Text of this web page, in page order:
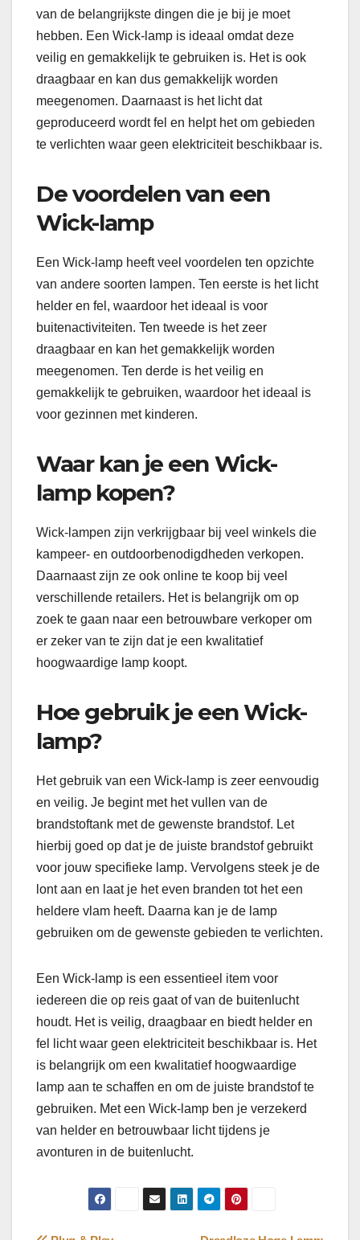
van de belangrijkste dingen die je bij je moet
hebben. Een Wick-lamp is ideaal omdat deze
veilig en gemakkelijk te gebruiken is. Het is ook
draagbaar en kan dus gemakkelijk worden
meegenomen. Daarnaast is het licht dat
geproduceerd wordt fel en helpt het om gebieden
te verlichten waar geen elektriciteit beschikbaar is.
De voordelen van een
Wick-lamp
Een Wick-lamp heeft veel voordelen ten opzichte
van andere soorten lampen. Ten eerste is het licht
helder en fel, waardoor het ideaal is voor
buitenactiviteiten. Ten tweede is het zeer
draagbaar en kan het gemakkelijk worden
meegenomen. Ten derde is het veilig en
gemakkelijk te gebruiken, waardoor het ideaal is
voor gezinnen met kinderen.
Waar kan je een Wick-
lamp kopen?
Wick-lampen zijn verkrijgbaar bij veel winkels die
kampeer- en outdoorbenodigdheden verkopen.
Daarnaast zijn ze ook online te koop bij veel
verschillende retailers. Het is belangrijk om op
zoek te gaan naar een betrouwbare verkoper om
er zeker van te zijn dat je een kwalitatief
hoogwaardige lamp koopt.
Hoe gebruik je een Wick-
lamp?
Het gebruik van een Wick-lamp is zeer eenvoudig
en veilig. Je begint met het vullen van de
brandstoftank met de gewenste brandstof. Let
hierbij goed op dat je de juiste brandstof gebruikt
voor jouw specifieke lamp. Vervolgens steek je de
lont aan en laat je het even branden tot het een
heldere vlam heeft. Daarna kan je de lamp
gebruiken om de gewenste gebieden te verlichten.
Een Wick-lamp is een essentieel item voor
iedereen die op reis gaat of van de buitenlucht
houdt. Het is veilig, draagbaar en biedt helder en
fel licht waar geen elektriciteit beschikbaar is. Het
is belangrijk om een kwalitatief hoogwaardige
lamp aan te schaffen en om de juiste brandstof te
gebruiken. Met een Wick-lamp ben je verzekerd
van helder en betrouwbaar licht tijdens je
avonturen in de buitenlucht.